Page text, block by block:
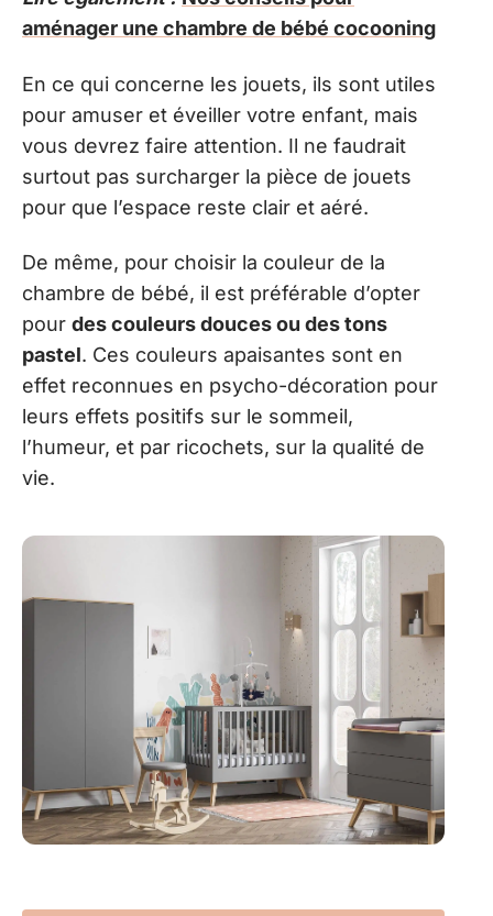
aménager une chambre de bébé cocooning
En ce qui concerne les jouets, ils sont utiles
pour amuser et éveiller votre enfant, mais
vous devrez faire attention. Il ne faudrait
surtout pas surcharger la pièce de jouets
pour que l’espace reste clair et aéré.
De même, pour choisir la couleur de la
chambre de bébé, il est préférable d’opter
pour des couleurs douces ou des tons
pastel. Ces couleurs apaisantes sont en
effet reconnues en psycho-décoration pour
leurs effets positifs sur le sommeil,
l’humeur, et par ricochets, sur la qualité de
vie.